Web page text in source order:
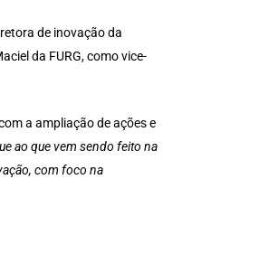
de inovação da
da FURG, como vice-
a ampliação de ações e
ao que vem sendo feito na
com foco na